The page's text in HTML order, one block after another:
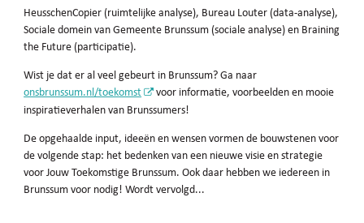
HeusschenCopier (ruimtelijke analyse), Bureau Louter (data-analyse),
Sociale domein van Gemeente Brunssum (sociale analyse) en Braining
the Future (participatie).
Wist je dat er al veel gebeurt in Brunssum? Ga naar
onsbrunssum.nl/toekomst
voor informatie, voorbeelden en mooie
inspiratieverhalen van Brunssumers!
De opgehaalde input, ideeën en wensen vormen de bouwstenen voor
de volgende stap: het bedenken van een nieuwe visie en strategie
voor Jouw Toekomstige Brunssum. Ook daar hebben we iedereen in
Brunssum voor nodig! Wordt vervolgd...